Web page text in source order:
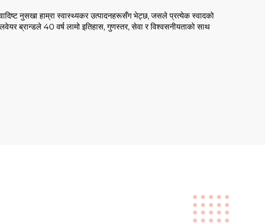
नुसखा हाम्रा स्वास्थ्यकर उत्पादनहरूसँग भेट्छ, जसले प्रत्येक स्वादको
ब्रान्डले 40 वर्ष लामो इतिहास, गुणस्तर, सेवा र विश्वसनीयताको साथ